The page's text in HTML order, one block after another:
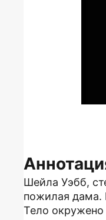
Шейла Уэбб,
пожилая дама.
Тело